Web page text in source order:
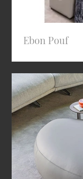
Ebon Pouf